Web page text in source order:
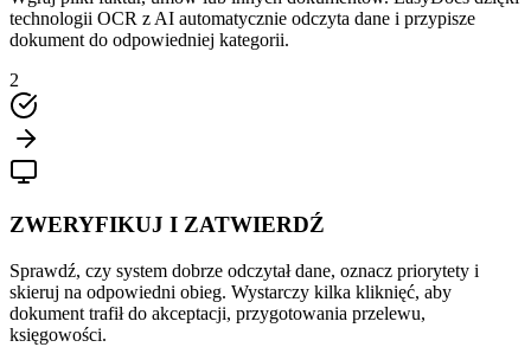
technologii OCR z AI automatycznie odczyta dane i przypisze
dokument do odpowiedniej kategorii.
2
ZWERYFIKUJ I ZATWIERDŹ
Sprawdź, czy system dobrze odczytał dane, oznacz priorytety i
skieruj na odpowiedni obieg. Wystarczy kilka kliknięć, aby
dokument trafił do akceptacji, przygotowania przelewu,
księgowości.